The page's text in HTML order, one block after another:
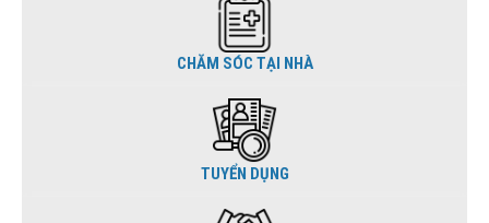
CHĂM SÓC TẠI NHÀ
TUYỂN DỤNG